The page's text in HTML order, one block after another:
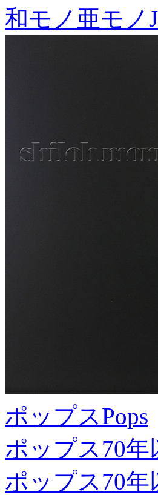
和モノ亜モノ
ポップスPops
ポップス70年
ポップス70年